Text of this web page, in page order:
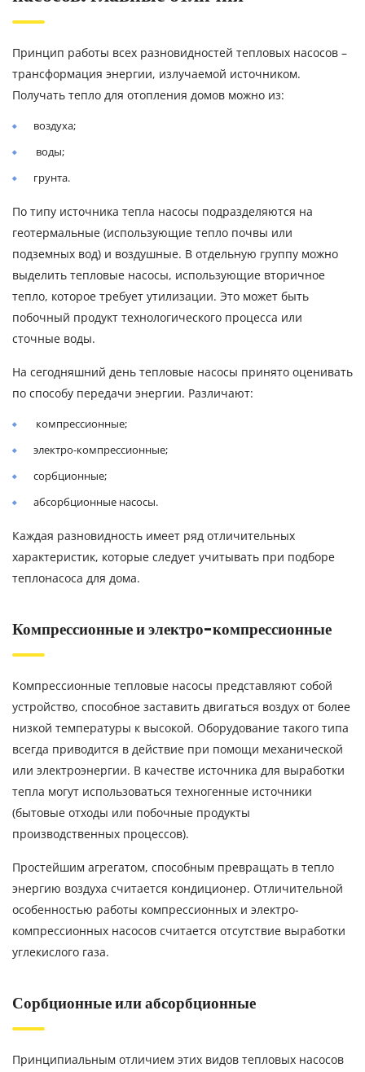
Принцип работы всех разновидностей тепловых насосов –
трансформация энергии, излучаемой источником.
Получать тепло для отопления домов можно из:
воздуха;
воды;
грунта.
По типу источника тепла насосы подразделяются на
геотермальные (использующие тепло почвы или
подземных вод) и воздушные. В отдельную группу можно
выделить тепловые насосы, использующие вторичное
тепло, которое требует утилизации. Это может быть
побочный продукт технологического процесса или
сточные воды.
На сегодняшний день тепловые насосы принято оценивать
по способу передачи энергии. Различают:
компрессионные;
электро-компрессионные;
сорбционные;
абсорбционные насосы.
Каждая разновидность имеет ряд отличительных
характеристик, которые следует учитывать при подборе
теплонасоса для дома.
Компрессионные и электро-компрессионные
Компрессионные тепловые насосы представляют собой
устройство, способное заставить двигаться воздух от более
низкой температуры к высокой. Оборудование такого типа
всегда приводится в действие при помощи механической
или электроэнергии. В качестве источника для выработки
тепла могут использоваться техногенные источники
(бытовые отходы или побочные продукты
производственных процессов).
Простейшим агрегатом, способным превращать в тепло
энергию воздуха считается кондиционер. Отличительной
особенностью работы компрессионных и электро-
компрессионных насосов считается отсутствие выработки
углекислого газа.
Сорбционные или абсорбционные
Принципиальным отличием этих видов тепловых насосов